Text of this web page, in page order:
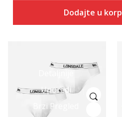
Dodajte u korpu
Uporedi
Brzi Pregled